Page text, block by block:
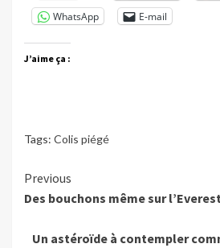
WhatsApp
E-mail
J’aime ça :
Tags: Colis piégé
Continue
Reading
Previous
Des bouchons même sur
Un astéroïde à contempler